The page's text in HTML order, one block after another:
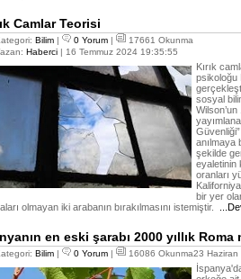
Camlar Teorisi
Bilim | 0 Yorum |
17661 Okunma
Haberci | 16 Temmuz 2024 19:35:55
Kırık
psikoloğu
sosyal
anılmaya
şekilde
eyaletinin
oranları
bir yer
olmayan iki arabanın bırakılmasını istemiştir.
en eski şarabı 2000 yıllık
Bilim | 0 Yorum | 16086 Okunma23